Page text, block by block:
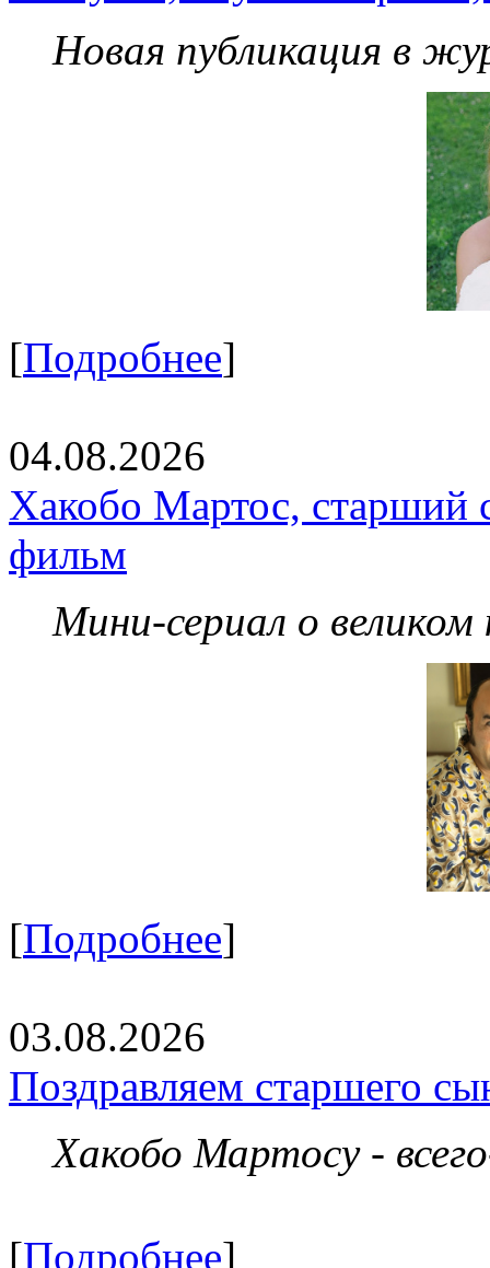
Новая публикация в
[Подробнее]
04.08.2026
Хакобо Мартос, старший
фильм
Мини-сериал о великом
[Подробнее]
03.08.2026
Поздравляем старшего
Хакобо Мартосу -
[Подробнее]